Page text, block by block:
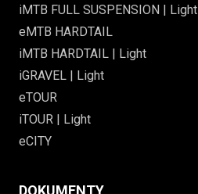
iMTB FULL SUSPENSION | Light
eMTB HARDTAIL
iMTB HARDTAIL | Light
iGRAVEL | Light
eTOUR
iTOUR | Light
eCITY
DOKUMENTY